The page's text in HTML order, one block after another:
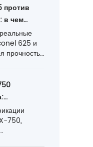
и
против
в чем
625 и
прочность,
и
является
для
750,